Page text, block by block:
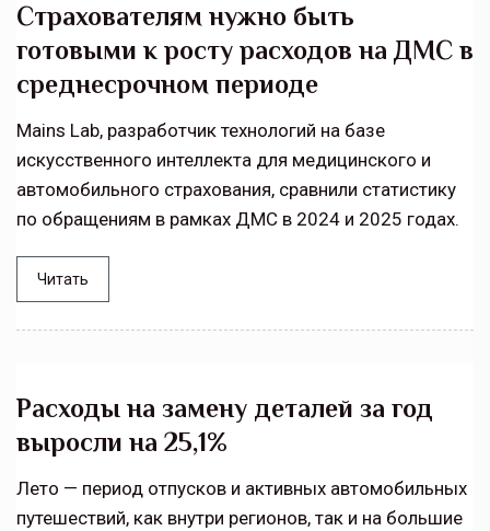
Страхователям нужно быть
готовыми к росту расходов на ДМС в
среднесрочном периоде
Mains Lab, разработчик технологий на базе
искусственного интеллекта для медицинского и
автомобильного страхования, сравнили статистику
по обращениям в рамках ДМС в 2024 и 2025 годах.
Читать
Расходы на замену деталей за год
выросли на 25,1%
Лето — период отпусков и активных автомобильных
путешествий, как внутри регионов, так и на большие